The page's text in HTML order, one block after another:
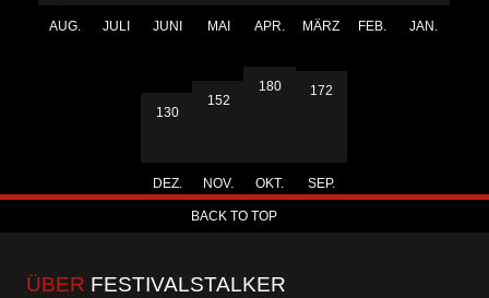
AUG. JULI JUNI MAI APR. MÄRZ FEB. JAN.
130
DEZ.
152
NOV.
180
OKT.
172
SEP.
BACK TO TOP
ÜBER FESTIVALSTALKER